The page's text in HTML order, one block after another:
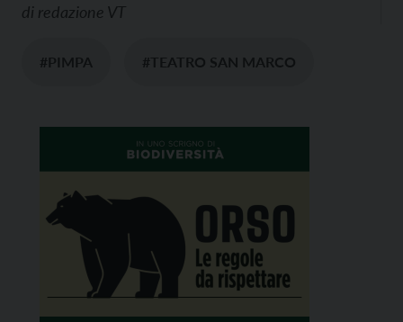
di redazione VT
#PIMPA #TEATRO SAN MARCO